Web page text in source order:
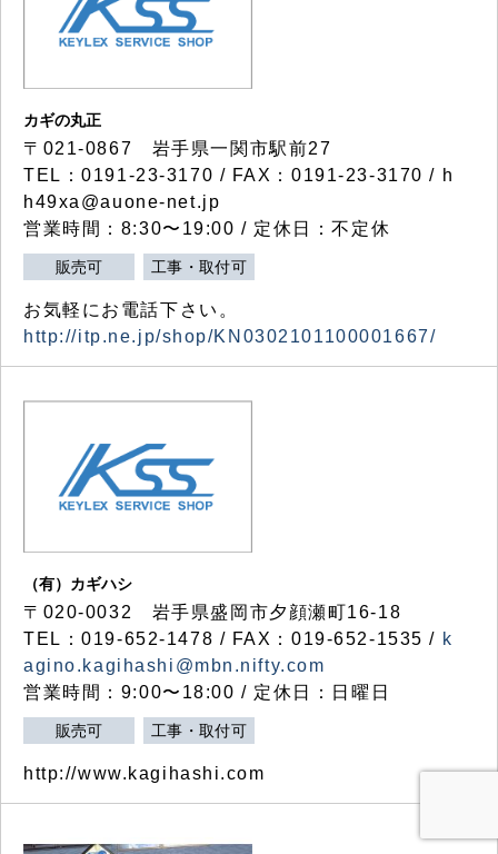
カギの丸正
〒021-0867 岩手県一関市駅前27
TEL：0191-23-3170 / FAX：0191-23-3170 / h
h49xa@auone-net.jp
営業時間：8:30〜19:00 / 定休日：不定休
販売可 工事・取付可
お気軽にお電話下さい。
http://itp.ne.jp/shop/KN0302101100001667/
（有）カギハシ
〒020-0032 岩手県盛岡市夕顔瀬町16-18
TEL：019-652-1478 / FAX：019-652-1535 / k
agino.kagihashi@mbn.nifty.com
営業時間：9:00〜18:00 / 定休日：日曜日
販売可 工事・取付可
http://www.kagihashi.com